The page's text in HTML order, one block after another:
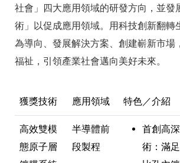
社會」四大應用領域的研發方向，並發
術」以促成應用領域。用科技創新翻轉
為導向、發展解決方案、創建嶄新市場
福祉，引領產業社會邁向美好未來。
獲獎技術 應用領域 特色／介紹
高效雙模
態原子層
半導體前
段製程
首創高
術：滿